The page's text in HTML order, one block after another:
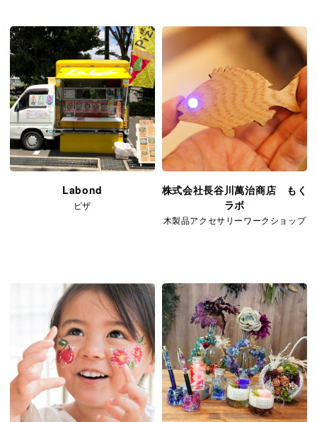
Labond
ピザ
株式会社長谷川萬治商店 もく
ラボ
木製品アクセサリーワークショップ